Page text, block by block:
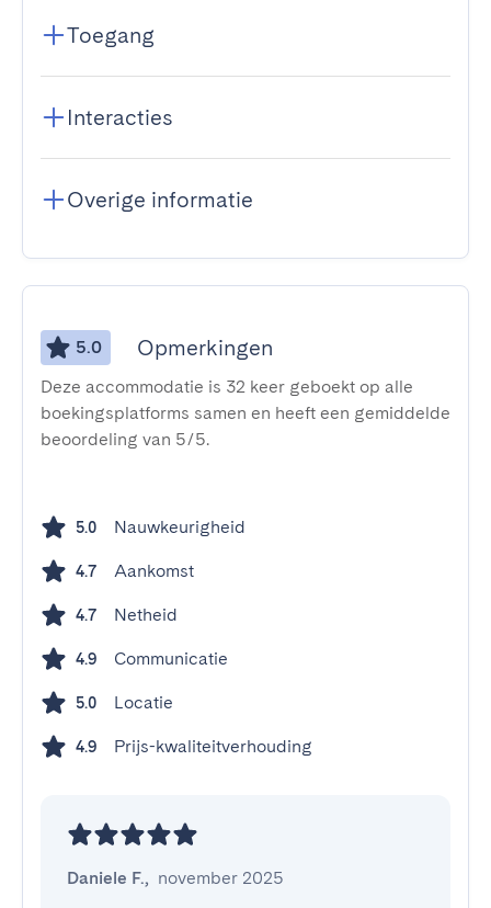
Toegang
Interacties
Overige informatie
5.0 Opmerkingen
Deze accommodatie is 32 keer geboekt op alle
boekingsplatforms samen en heeft een gemiddelde
beoordeling van 5/5.
5.0 Nauwkeurigheid
4.7 Aankomst
4.7 Netheid
4.9 Communicatie
5.0 Locatie
4.9 Prijs-kwaliteitverhouding
Daniele F., november 2025